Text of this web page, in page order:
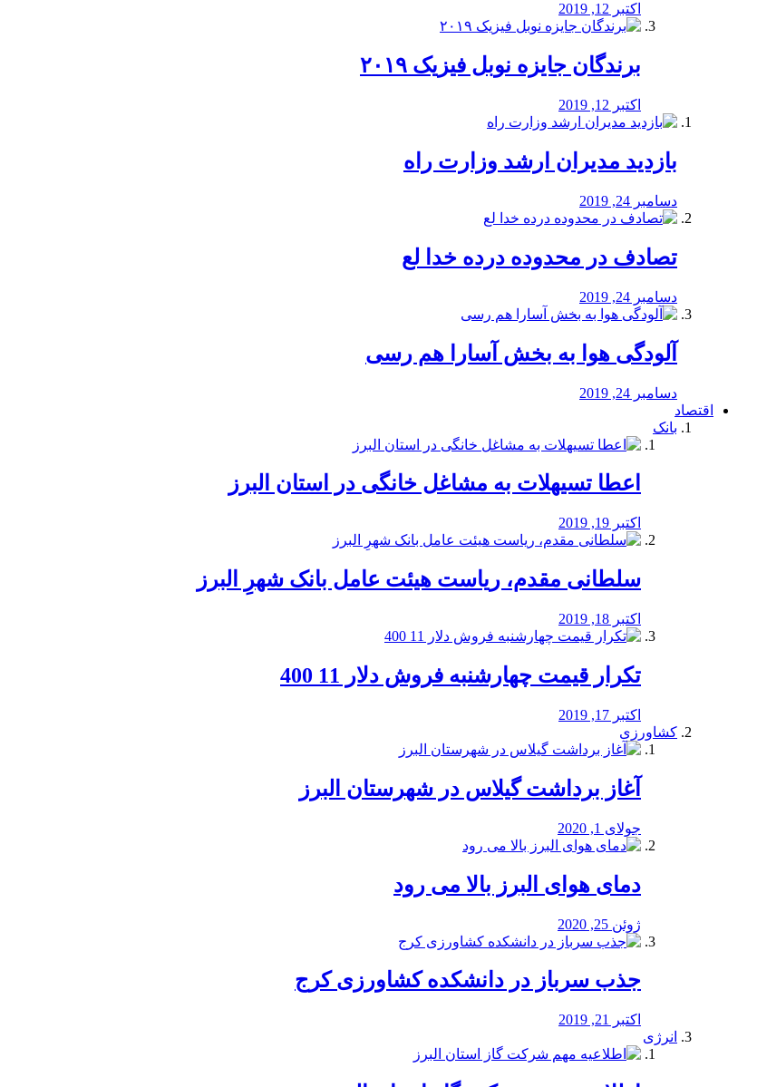
اکتبر 12, 2019
برندگان جایزه نوبل فیزیک ۲۰۱۹
اکتبر 12, 2019
بازدید مدیران ارشد وزارت راه
دسامبر 24, 2019
تصادف در محدوده درده خدا لع
دسامبر 24, 2019
آلودگی هوا به بخش آسارا هم رسی
دسامبر 24, 2019
اقتصاد
بانک
️اعطا تسیهلات به مشاغل خانگی در استان البرز
اکتبر 19, 2019
سلطانی مقدم، ریاست هیئت عامل بانک شهرِ البرز
اکتبر 18, 2019
تکرار قیمت چهارشنبه فروش دلار 11 400
اکتبر 17, 2019
کشاورزی
آغاز برداشت گیلاس در شهرستان البرز
جولای 1, 2020
دمای هوای البرز بالا می رود
ژوئن 25, 2020
جذب سرباز در دانشکده کشاورزی کرج
اکتبر 21, 2019
انرژی